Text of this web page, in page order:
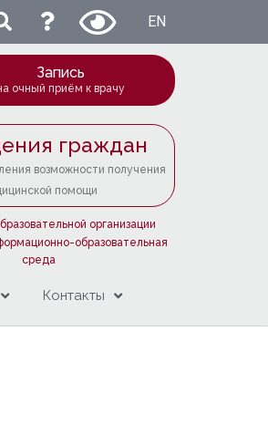
EN
Запись
очный приём к врачу
граждан
возможности получения
помощи
организации
образовательная
среда
Контакты